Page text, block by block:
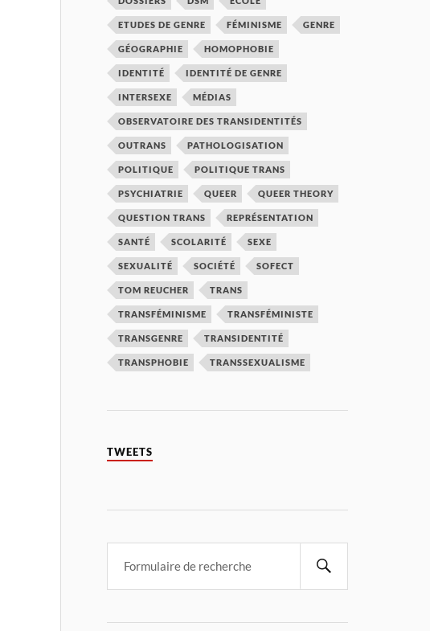
ETUDES DE GENRE FÉMINISME GENRE
GÉOGRAPHIE HOMOPHOBIE
IDENTITÉ IDENTITÉ DE GENRE
INTERSEXE MÉDIAS
OBSERVATOIRE DES TRANSIDENTITÉS
OUTRANS PATHOLOGISATION
POLITIQUE POLITIQUE TRANS
PSYCHIATRIE QUEER QUEER THEORY
QUESTION TRANS REPRÉSENTATION
SANTÉ SCOLARITÉ SEXE
SEXUALITÉ SOCIÉTÉ SOFECT
TOM REUCHER TRANS
TRANSFÉMINISME TRANSFÉMINISTE
TRANSGENRE TRANSIDENTITÉ
TRANSPHOBIE TRANSSEXUALISME
TWEETS